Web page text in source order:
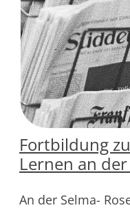
Fortbildung
Lernen an der
An der Selma-